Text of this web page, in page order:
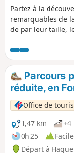
Partez à la
remarquables de
de par leur taille,
partie du
forêt de
identité.Parcours
réduite, en
Office de
1,47 km
+4
0h 25
Facile
Départ à